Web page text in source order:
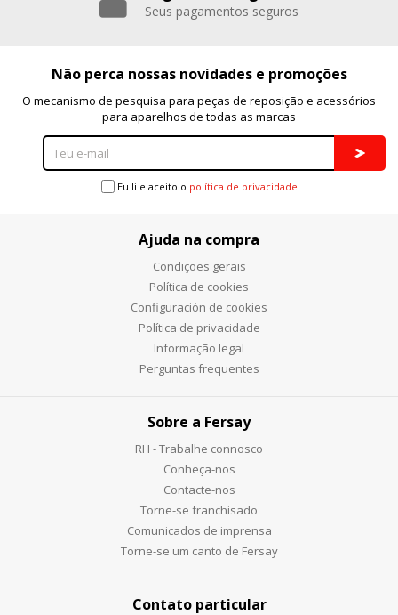
Seus pagamentos seguros
Não perca nossas novidades e promoções
O mecanismo de pesquisa para peças de reposição e acessórios
para aparelhos de todas as marcas
Eu li e aceito o política de privacidade
Ajuda na compra
Condições gerais
Política de cookies
Configuración de cookies
Política de privacidade
Informação legal
Perguntas frequentes
Sobre a Fersay
RH - Trabalhe connosco
Conheça-nos
Contacte-nos
Torne-se franchisado
Comunicados de imprensa
Torne-se um canto de Fersay
Contato particular